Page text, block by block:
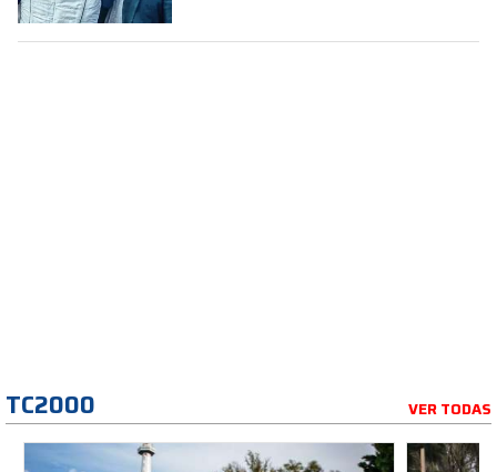
TC2000 VER TODAS